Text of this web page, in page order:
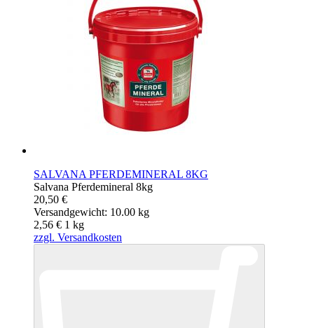
SALVANA PFERDEMINERAL 8KG
Salvana Pferdemineral 8kg
20,50 €
Versandgewicht: 10.00 kg
2,56 € 1 kg
zzgl. Versandkosten